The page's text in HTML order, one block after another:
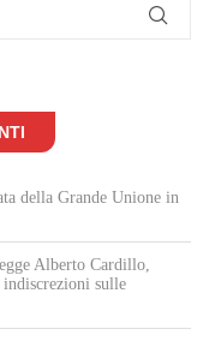
della Grande Unione in
Alberto Cardillo,
sulle